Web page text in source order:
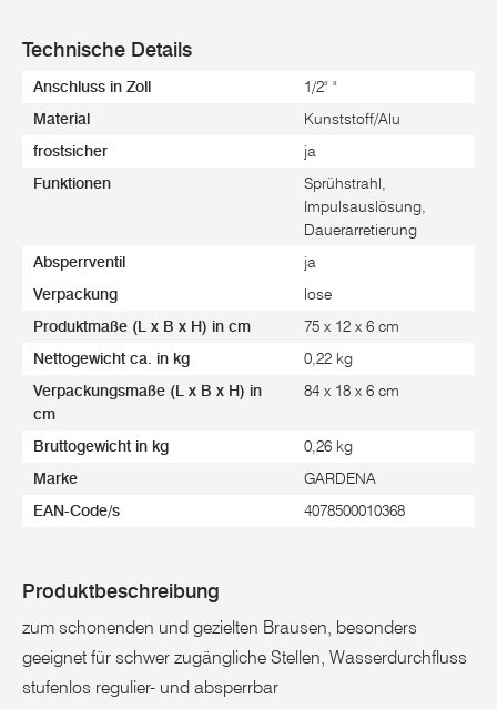
Technische Details
Anschluss in Zoll 1/2" "
Material Kunststoff/Alu
frostsicher ja
Funktionen
Sprühstrahl,
Impulsauslösung,
Dauerarretierung
Absperrventil ja
Verpackung lose
Produktmaße (L x B x H) in cm 75 x 12 x 6 cm
Nettogewicht ca. in kg 0,22 kg
Verpackungsmaße (L x B x H) in
cm
84 x 18 x 6 cm
Bruttogewicht in kg 0,26 kg
Marke GARDENA
EAN-Code/s 4078500010368
Produktbeschreibung
zum schonenden und gezielten Brausen, besonders
geeignet für schwer zugängliche Stellen, Wasserdurchfluss
stufenlos regulier- und absperrbar